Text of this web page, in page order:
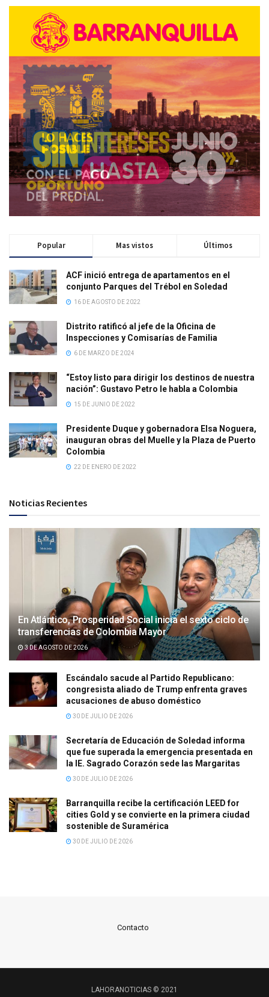
Popular Mas vistos Últimos
ACF inició entrega de apartamentos en el
conjunto Parques del Trébol en Soledad
16 DE AGOSTO DE 2022
Distrito ratificó al jefe de la Oficina de
Inspecciones y Comisarías de Familia
6 DE MARZO DE 2024
“Estoy listo para dirigir los destinos de nuestra
nación”: Gustavo Petro le habla a Colombia
15 DE JUNIO DE 2022
Presidente Duque y gobernadora Elsa Noguera,
inauguran obras del Muelle y la Plaza de Puerto
Colombia
22 DE ENERO DE 2022
Noticias Recientes
En Atlántico, Prosperidad Social inicia el sexto ciclo de
transferencias de Colombia Mayor
3 DE AGOSTO DE 2026
Escándalo sacude al Partido Republicano:
congresista aliado de Trump enfrenta graves
acusaciones de abuso doméstico
30 DE JULIO DE 2026
Secretaría de Educación de Soledad informa
que fue superada la emergencia presentada en
la IE. Sagrado Corazón sede las Margaritas
30 DE JULIO DE 2026
Barranquilla recibe la certificación LEED for
cities Gold y se convierte en la primera ciudad
sostenible de Suramérica
30 DE JULIO DE 2026
Contacto
LAHORANOTICIAS © 2021